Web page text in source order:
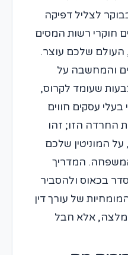
לצליל דפיקה
חוקרי רשות המסים
העולם שלכם עוצר.
והמחשבה על
שעומד לקרוס,
עסקים חווים
החרדה הזו; זהו
המוניטין שלכם
המדריך
בכאוס ולהסביר
של עורך דין
המלצה, אלא חבל